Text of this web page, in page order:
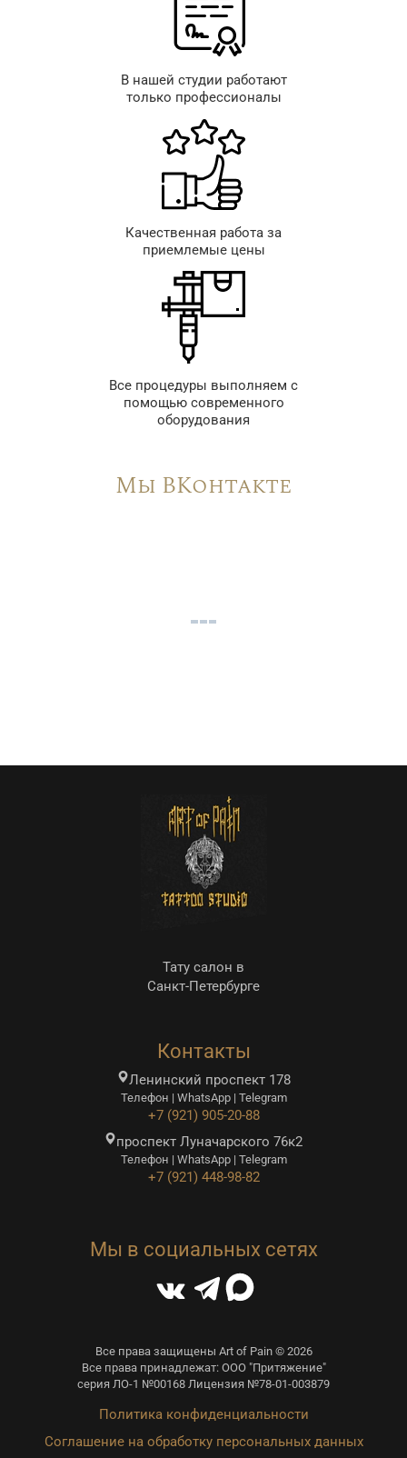
В нашей студии работают
только профессионалы
Качественная работа за
приемлемые цены
Все процедуры выполняем с
помощью современного
оборудования
Мы ВКонтакте
Тату салон в
Санкт-Петербурге
Контакты
Ленинский проспект 178
Телефон | WhatsApp | Telegram
+7 (921) 905-20-88
проспект Луначарского 76к2
Телефон | WhatsApp | Telegram
+7 (921) 448-98-82
Мы в социальных сетях
Все права защищены Art of Pain © 2026
Все права принадлежат: ООО "Притяжение"
серия ЛО-1 №00168 Лицензия №78-01-003879
Политика конфиденциальности
Соглашение на обработку персональных данных